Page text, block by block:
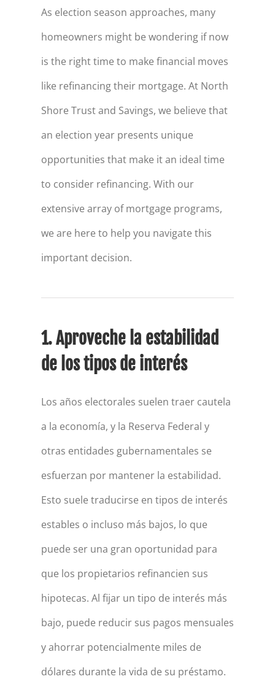
As election season approaches, many
homeowners might be wondering if now
is the right time to make financial moves
like refinancing their mortgage. At North
Shore Trust and Savings, we believe that
an election year presents unique
opportunities that make it an ideal time
to consider refinancing. With our
extensive array of mortgage programs,
we are here to help you navigate this
important decision.
1. Aproveche la estabilidad
de los tipos de interés
Los años electorales suelen traer cautela
a la economía, y la Reserva Federal y
otras entidades gubernamentales se
esfuerzan por mantener la estabilidad.
Esto suele traducirse en tipos de interés
estables o incluso más bajos, lo que
puede ser una gran oportunidad para
que los propietarios refinancien sus
hipotecas. Al fijar un tipo de interés más
bajo, puede reducir sus pagos mensuales
y ahorrar potencialmente miles de
dólares durante la vida de su préstamo.